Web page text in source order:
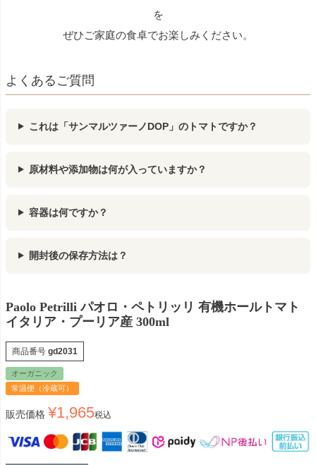
を
ぜひご家庭の食卓でお楽しみください。
よくあるご質問
これは「サンマルツァーノDOP」のトマトですか？
原材料や添加物は何が入っていますか？
容器は何ですか？
開封後の保存方法は？
Paolo Petrilli パオロ・ペトリッリ 有機ホールトマト
イタリア・プーリア産 300ml
商品番号 gd2031
オーガニック
常温便（冷蔵可）
販売価格 ¥1,965税込